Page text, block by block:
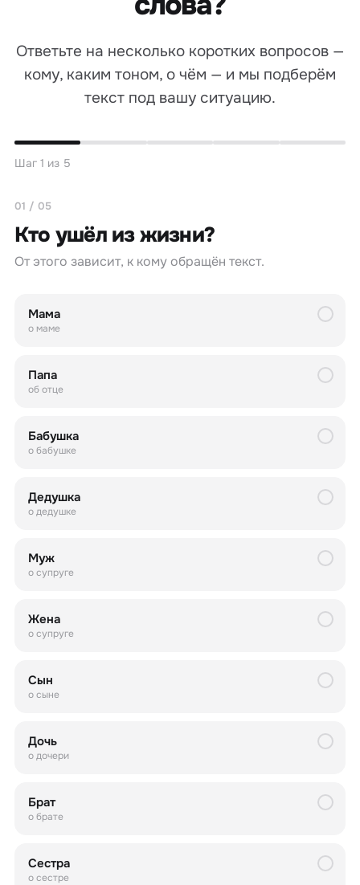
Ответьте на несколько коротких вопросов —
кому, каким тоном, о чём — и мы подберём
текст под вашу ситуацию.
Шаг 1 из 5
01 / 05
Кто ушёл из жизни?
От этого зависит, к кому обращён текст.
Мама
о маме
Папа
об отце
Бабушка
о бабушке
Дедушка
о дедушке
Муж
о супруге
Жена
о супруге
Сын
о сыне
Дочь
о дочери
Брат
о брате
Сестра
о сестре